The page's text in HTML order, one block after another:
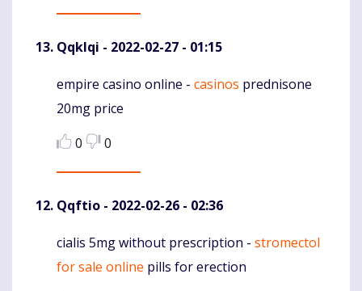
Qqklqi - 2022-02-27 - 01:15
Komentaras
empire casino online - casinos prednisone
20mg price
0
0
Qqftio - 2022-02-26 - 02:36
Komentaras
cialis 5mg without prescription - stromectol
for sale online pills for erection